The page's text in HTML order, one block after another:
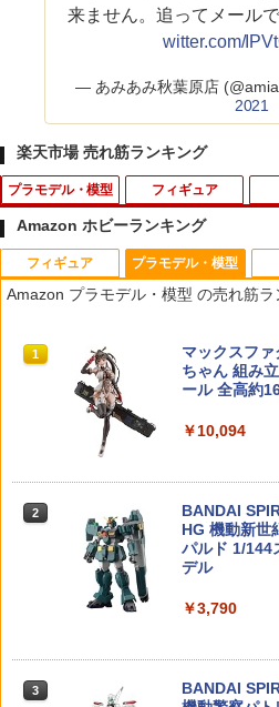
来ません。追ってメール
witter.com/
— あみあみ秋葉原店
2021
楽天市場 売れ筋ランキング
プラモデル・模型
1
1/32 ニュー
ジョン 「新
ュラー」 [テ
ラモデル・
￥1,650
クモデルキ
￥7,980
アン 1/10 プ
フィギュア
1
TVアニメ『
タンド SC (
￥1,650
るかっぷ 『
t】コラボリ
1
UFC-BY-13
ット
DCI Guns
アダプター
ガスガン ブ
ー サバイバ
パーツ サイ
料
￥1,408
3
端末処理マ
人 senjin 迷
留め具］
1
アルミ製 コ
径タイプ
￥440
8810 STYLE
￥748
e A(汎用、鉄
Amazon ホビーランキング
フィギュア
1
TAMASHII
ツ（真骨彫
RX 約150mm
TAMASHII
塞マクロス
ォッカースペ
み可動フィギ
プラモデル・模型
Amazon プラモデル・模型 の売れ筋ラ
1
マックスフ
ちゃん 組み
ール 全高約
￥10,094
2
BANDAI
HG 機動新世
パルド 1/144
デル
￥3,790
3
BANDAI